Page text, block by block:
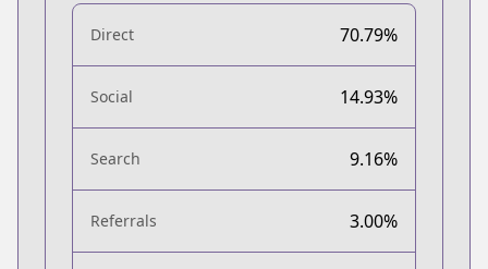
Direct 70.79%
Social 14.93%
Search 9.16%
Referrals 3.00%